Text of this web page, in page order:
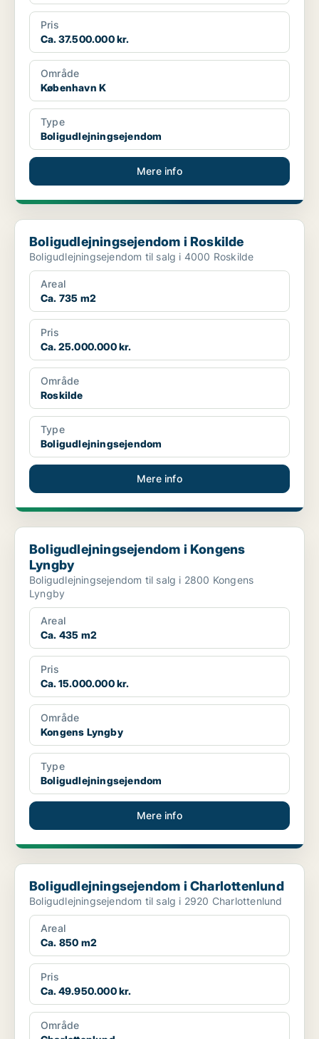
Pris
Ca. 37.500.000 kr.
Område
København K
Type
Boligudlejningsejendom
Mere info
Boligudlejningsejendom i Roskilde
Boligudlejningsejendom i Roskilde
Boligudlejningsejendom til salg i 4000 Roskilde
Areal
Ca. 735 m2
Pris
Ca. 25.000.000 kr.
Område
Roskilde
Type
Boligudlejningsejendom
Mere info
Boligudlejningsejendom i Kongens Lyngby
Boligudlejningsejendom i Kongens
Lyngby
Boligudlejningsejendom til salg i 2800 Kongens
Lyngby
Areal
Ca. 435 m2
Pris
Ca. 15.000.000 kr.
Område
Kongens Lyngby
Type
Boligudlejningsejendom
Mere info
Boligudlejningsejendom i Charlottenlund
Boligudlejningsejendom i Charlottenlund
Boligudlejningsejendom til salg i 2920 Charlottenlund
Areal
Ca. 850 m2
Pris
Ca. 49.950.000 kr.
Område